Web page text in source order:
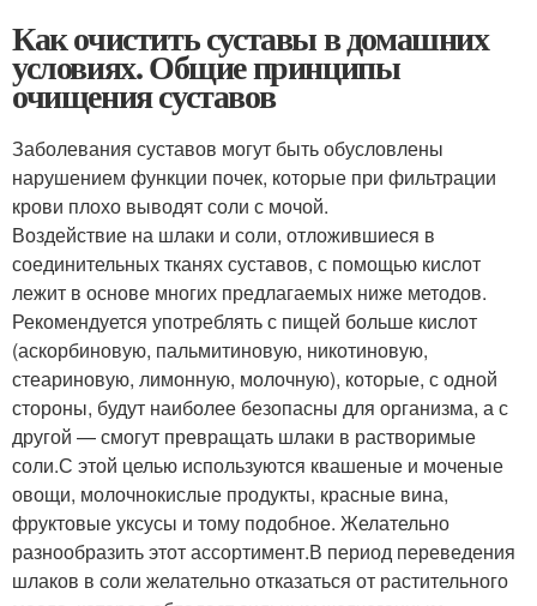
Как очистить суставы в домашних
условиях. Общие принципы
очищения суставов
Заболевания суставов могут быть обусловлены
нарушением функции почек, которые при фильтрации
крови плохо выводят соли с мочой.
Воздействие на шлаки и соли, отложившиеся в
соединительных тканях суставов, с помощью кислот
лежит в основе многих предлагаемых ниже методов.
Рекомендуется употреблять с пищей больше кислот
(аскорбиновую, пальмитиновую, никотиновую,
стеариновую, лимонную, молочную), которые, с одной
стороны, будут наиболее безопасны для организма, а с
другой — смогут превращать шлаки в растворимые
соли.С этой целью используются квашеные и моченые
овощи, молочнокислые продукты, красные вина,
фруктовые уксусы и тому подобное. Желательно
разнообразить этот ассортимент.В период переведения
шлаков в соли желательно отказаться от растительного